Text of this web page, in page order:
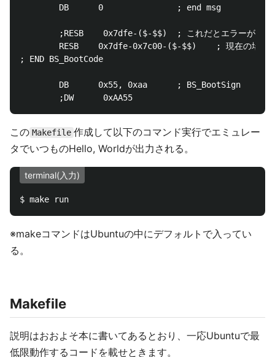
        DB      0               ; end msg
;RESB    0x7dfe-($-$$)  ; これだとエラーが出た
RESB    0x7dfe-0x7c00-($-$$)    ; 現在の場所
; END BS_BootCode
DB      0x55, 0xaa      ; BS_BootSign
この Makefile 作成して以下のコマンド実行でエミュレー
タでいつものHello, Worldが出力される。
terminal(入力)
※makeコマンドはUbuntuの中にデフォルトで入ってい
る。
Makefile
説明はおおよそ本に書いてあるとおり、一応Ubuntuで最
低限動作するコードを載せときます。